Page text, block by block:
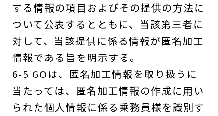
する情報の項目およびその提供の方法に
ついて公表するとともに、当該第三者に
対して、当該提供に係る情報が匿名加工
情報である旨を明示する。
6-5 GOは、匿名加工情報を取り扱うに
当たっては、匿名加工情報の作成に用い
られた個人情報に係る乗務員様を識別す